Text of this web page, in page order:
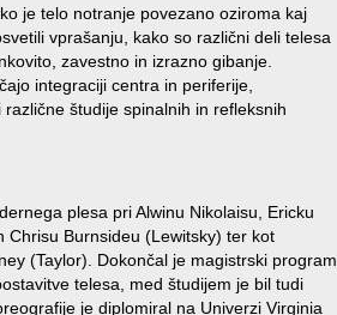
je telo notranje povezano oziroma kaj
vprašanju, kako so različni deli telesa
zavestno in izrazno gibanje.
integraciji centra in periferije,
študije spinalnih in refleksnih
plesa pri Alwinu Nikolaisu, Ericku
Chrisu Burnsideu (Lewitsky) ter kot
(Taylor). Dokončal je magistrski program
telesa, med študijem je bil tudi
je diplomiral na Univerzi Virginia